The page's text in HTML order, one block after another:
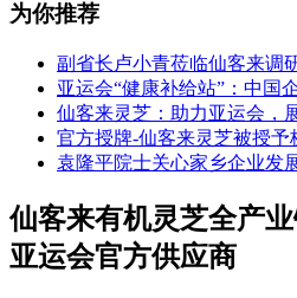
为你推荐
副省长卢小青莅临仙客来调
亚运会“健康补给站”：中
仙客来灵芝：助力亚运会，
官方授牌-仙客来灵芝被授
袁隆平院士关心家乡企业发
仙客来有机灵芝全产
亚运会官方供应商